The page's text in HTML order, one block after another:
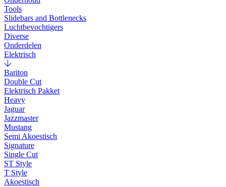
Tools
Slidebars and Bottlenecks
Luchtbevochtigers
Diverse
Onderdelen
Elektrisch
Bariton
Double Cut
Elektrisch Pakket
Heavy
Jaguar
Jazzmaster
Mustang
Semi Akoestisch
Signature
Single Cut
ST Style
T Style
Akoestisch